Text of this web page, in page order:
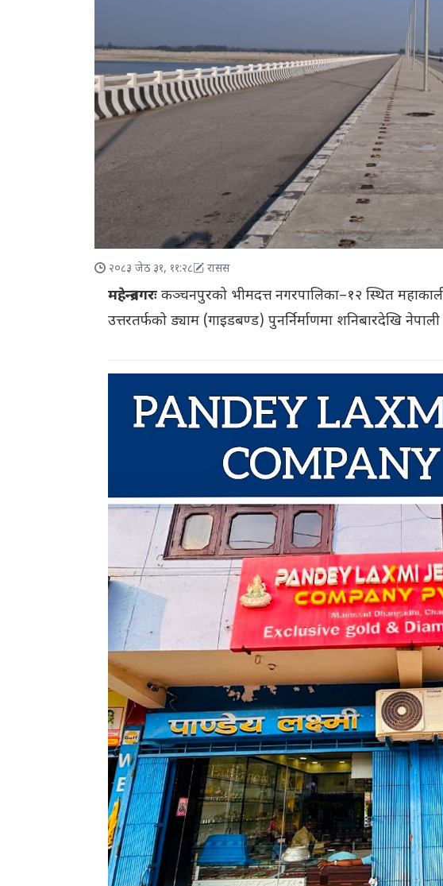
२०८३ जेठ ३१, ११:२८ रासस
महेन्द्रनगरः कञ्चनपुरको भीमदत्त नगरपालिका–१२ स्थित
उत्तरतर्फको ड्याम (गाइडबण्ड) पुनर्निर्माणमा शनिबारदेखि